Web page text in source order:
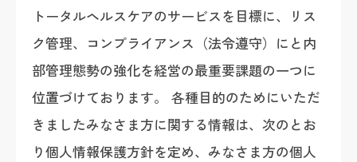
トータルヘルスケアのサービスを目標に、リス
ク管理、コンプライアンス（法令遵守）にと内
部管理態勢の強化を経営の最重要課題の一つに
位置づけております。 各種目的のためにいただ
きましたみなさま方に関する情報は、次のとお
り個人情報保護方針を定め、みなさま方の個人